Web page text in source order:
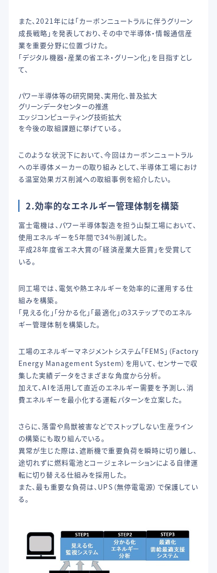
また、2021年には「カーボンニュートラルに伴うグリーン
成長戦略」を発表しており、その中で半導体・情報通信産
業を重要分野に位置づけた。
「デジタル機器・産業の省エネ・グリーン化」を目指すとし
て、
パワー半導体等の研究開発、実用化、普及拡大
グリーンデータセンターの推進
エッジコンピューティング技術拡大
を今後の取組課題に挙げている。
このような状況下において、今回はカーボンニュートラル
への半導体メーカーの取り組みとして、半導体工場におけ
る温室効果ガス削減への取組事例を紹介したい。
2.効率的なエネルギー管理体制を構築
富士電機は、パワー半導体製造を担う山梨工場において、
使用エネルギーを5年間で34%削減した。
平成28年度省エネ大賞の「経済産業大臣賞」を受賞して
いる。
同工場では、電気や熱エネルギーを効率的に運用する仕
組みを構築。
「見える化」「分かる化」「最適化」の3ステップでのエネル
ギー管理体制を構築した。
工場のエネルギーマネジメントシステム「FEMS」（Factory
Energy Management System）を用いて、センサーで収
集した実績データをさまざまな角度から分析。
加えて、AIを活用して直近のエネルギー需要を予測し、消
費エネルギーを最小化する運転パターンを立案した。
さらに、落雷や鳥獣被害などでストップしない生産ライン
の構築にも取り組んでいる。
異常が生じた際は、遮断機で重要負荷を瞬時に切り離し、
途切れずに燃料電池とコージェネレーションによる自律運
転に切り替える仕組みを採用した。
また、最も重要な負荷は、UPS（無停電電源）で保護してい
る。